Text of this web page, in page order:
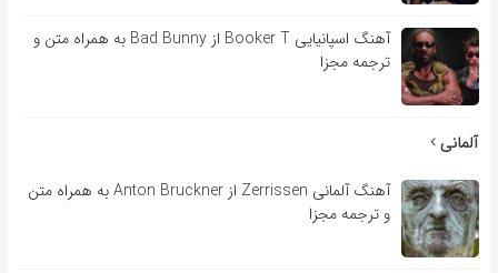
آهنگ اسپانیایی Booker T از Bad Bunny به همراه متن و
ترجمه مجزا
آلمانی
آهنگ آلمانی Zerrissen از Anton Bruckner به همراه متن
و ترجمه مجزا